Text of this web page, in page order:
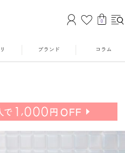
0
ブランド コラム